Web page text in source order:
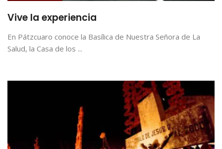
Vive la experiencia
En Pátzcuaro conoce la Basílica de Nuestra Señora de La
Salud, la Casa de los ...